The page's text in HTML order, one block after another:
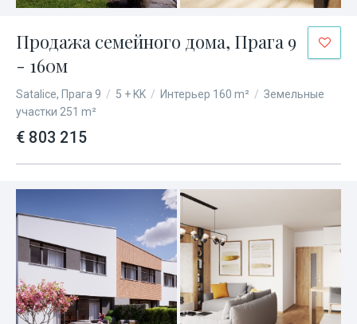
Продажа семейного дома, Прага 9
- 160м
Satalice, Прага 9 / 5 + KK / Интерьер 160 m² / Земельные
участки 251 m²
€ 803 215